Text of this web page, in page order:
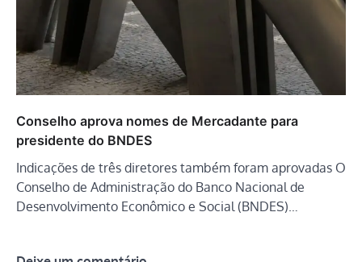
Conselho aprova nomes de Mercadante para
presidente do BNDES
Indicações de três diretores também foram aprovadas O
Conselho de Administração do Banco Nacional de
Desenvolvimento Econômico e Social (BNDES)…